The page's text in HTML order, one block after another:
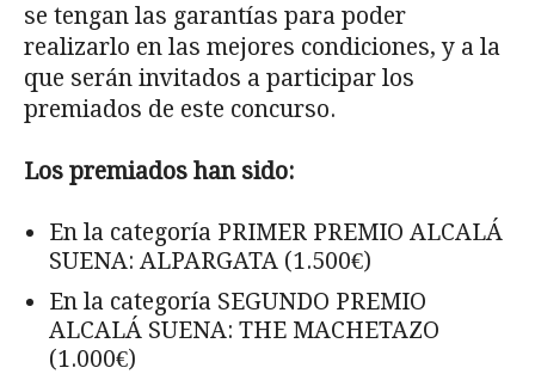
se tengan las garantías para poder
realizarlo en las mejores condiciones, y a la
que serán invitados a participar los
premiados de este concurso.
Los premiados han sido:
En la categoría PRIMER PREMIO ALCALÁ
SUENA: ALPARGATA (1.500€)
En la categoría SEGUNDO PREMIO
ALCALÁ SUENA: THE MACHETAZO
(1.000€)